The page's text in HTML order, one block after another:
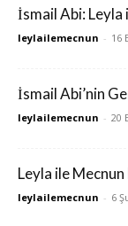
İsmail Abi: Leyla
leylailemecnun - 16
İsmail Abi’nin
leylailemecnun - 20
Leyla ile
leylailemecnun - 6